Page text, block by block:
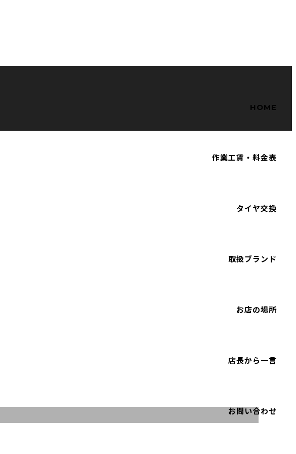
HOME
作業工賃・料金表
タイヤ交換
取扱ブランド
お店の場所
店長から一言
お問い合わせ